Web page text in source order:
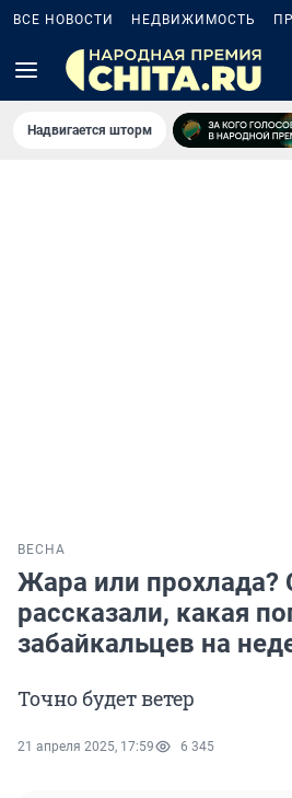
ВСЕ НОВОСТИ НЕДВИЖИМОСТЬ
Надвигается шторм
ВЕСНА
Жара или прохлада?
рассказали, какая
забайкальцев на
Точно будет ветер
21 апреля 2025, 17:59 6 345